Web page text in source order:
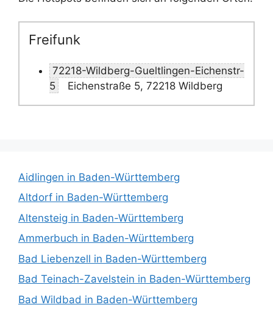
Freifunk
72218-Wildberg-Gueltlingen-Eichenstr-
5
Eichenstraße 5, 72218 Wildberg
Aidlingen in Baden-Württemberg
Altdorf in Baden-Württemberg
Altensteig in Baden-Württemberg
Ammerbuch in Baden-Württemberg
Bad Liebenzell in Baden-Württemberg
Bad Teinach-Zavelstein in Baden-Württemberg
Bad Wildbad in Baden-Württemberg